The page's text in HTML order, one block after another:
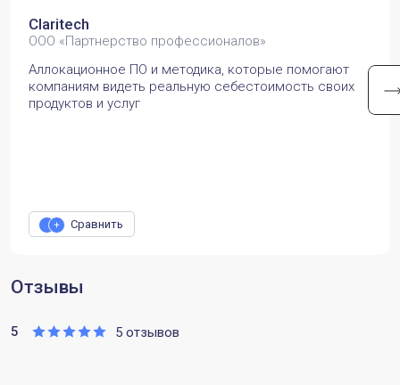
Claritech
ООО «Партнерство профессионалов»
Аллокационное ПО и методика, которые помогают
компаниям видеть реальную себестоимость своих
продуктов и услуг
Сравнить
Отзывы
5 5 отзывов